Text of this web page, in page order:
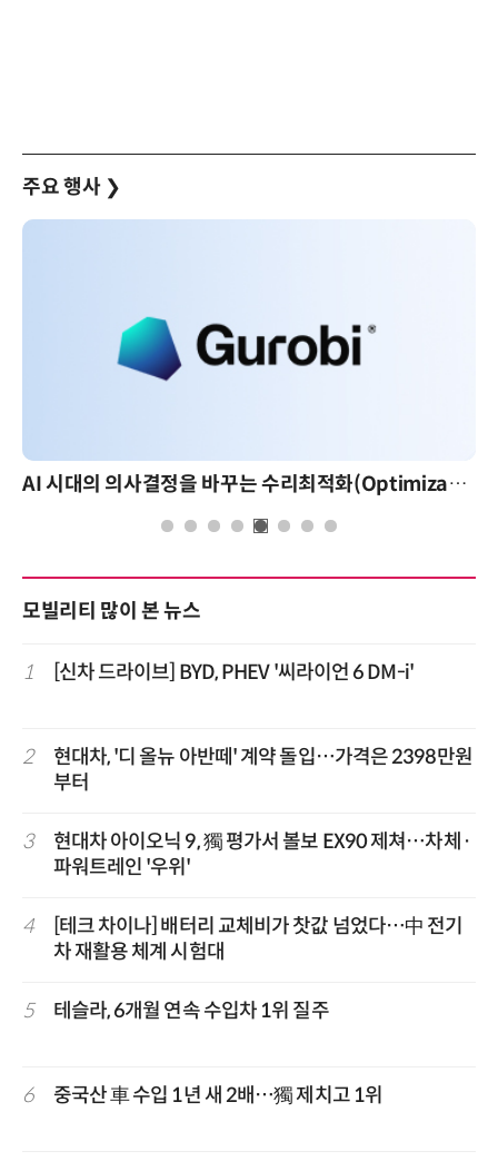
주요 행사 ❯
AI 시대의 의사결정을 바꾸는 수리최적화(Optimization): 실제 산업 적용 사례와 활용 전략
모빌리티 많이 본 뉴스
1 [신차 드라이브] BYD, PHEV '씨라이언 6 DM-i'
2
현대차, '디 올뉴 아반떼' 계약 돌입…가격은 2398만원
부터
3
현대차 아이오닉 9, 獨 평가서 볼보 EX90 제쳐…차체·
파워트레인 '우위'
4
[테크 차이나] 배터리 교체비가 찻값 넘었다…中 전기
차 재활용 체계 시험대
5 테슬라, 6개월 연속 수입차 1위 질주
6 중국산 車 수입 1년 새 2배…獨 제치고 1위